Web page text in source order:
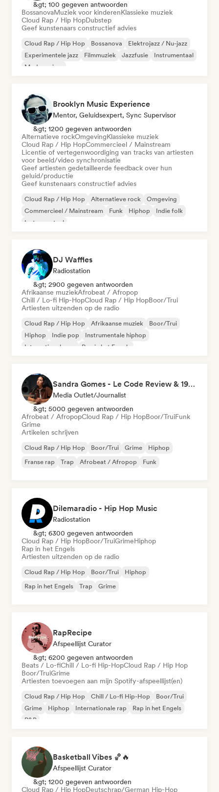
&gt; 100 gegeven antwoorden
BossanovaMuziek voor kinderenKlassieke muziek
Cloud Rap / Hip HopDubstep
Geef kunstenaars constructief advies
Cloud Rap / Hip Hop Bossanova
Elektrojazz / Nu-jazz
Experimentele jazz
Filmmuziek Jazzfusie
Instrumentaal
Moderne jazz
Brooklyn Music Experience
Mentor, Geluidsexpert, Sync Supervisor
&gt; 1200 gegeven antwoorden
Alternatieve rockOmgevingKlassieke muziek
Cloud Rap / Hip HopCommercieel / Mainstream
Licentie of vertegenwoordiging van tracks van artiesten
voor beeld/video synchronisatie
Geef artiesten gedetailleerde feedback over hun
geluid/productie
Geef kunstenaars constructief advies
Cloud Rap / Hip Hop Alternatieve rock
Omgeving
Commercieel / Mainstream
Funk Hiphop
Indie folk
Instrumentaal
DJ Waffles
Radiostation
&gt; 2900 gegeven antwoorden
Afrikaanse muziekAfrobeat / Afropop
Chill / Lo-fi Hip-HopCloud Rap / Hip HopBoor/Trui
Artiesten uitzenden op de radio
Cloud Rap / Hip Hop Afrikaanse muziek
Boor/Trui
Hiphop
Indie pop
Instrumentale hiphop
Internationale rap
Rap in het Engels
Sandra Gomes - Le Code Review & 1993initiales
Media Outlet/Journalist
&gt; 5000 gegeven antwoorden
Afrobeat / AfropopCloud Rap / Hip HopBoor/TruiFunk
Grime
Artikelen schrijven
Cloud Rap / Hip Hop Boor/Trui Grime
Hiphop
Franse rap
Trap Afrobeat / Afropop Funk
Dilemaradio - Hip Hop Music
Radiostation
&gt; 6300 gegeven antwoorden
Cloud Rap / Hip HopBoor/TruiGrimeHiphop
Rap in het Engels
Artiesten uitzenden op de radio
Cloud Rap / Hip Hop Boor/Trui
Hiphop
Rap in het Engels
Trap Grime
RapRecipe
Afspeellijst Curator
&gt; 6200 gegeven antwoorden
Beats / Lo-fiChill / Lo-fi Hip-HopCloud Rap / Hip Hop
Boor/TruiGrime
Artiesten toevoegen aan mijn Spotify-afspeellijst(en)
Cloud Rap / Hip Hop Chill / Lo-fi Hip-Hop
Boor/Trui
Grime
Hiphop Internationale rap
Rap in het Engels
R&B
Basketball Vibes 🏀🔥
Afspeellijst Curator
&gt; 1200 gegeven antwoorden
Cloud Rap / Hip HopDeutschrap/German Hip-Hop